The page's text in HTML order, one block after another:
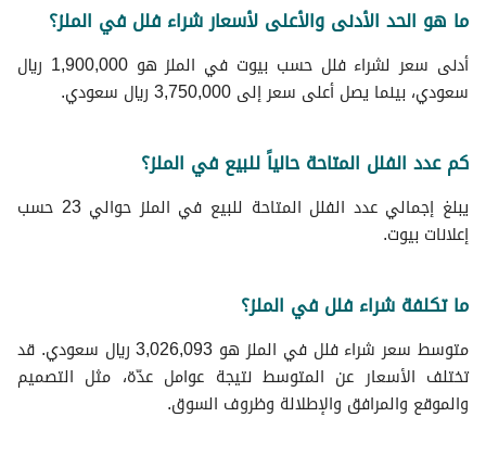
ما هو الحد الأدنى والأعلى لأسعار شراء فلل في الملز؟
أدنى سعر لشراء فلل حسب بيوت في الملز هو 1,900,000 ريال
سعودي، بينما يصل أعلى سعر إلى 3,750,000 ريال سعودي.
كم عدد الفلل المتاحة حالياً للبيع في الملز؟
يبلغ إجمالي عدد الفلل المتاحة للبيع في الملز حوالي 23 حسب
إعلانات بيوت.
ما تكلفة شراء فلل في الملز؟
متوسط سعر شراء فلل في الملز هو 3,026,093 ريال سعودي. قد
تختلف الأسعار عن المتوسط نتيجة عوامل عدّة، مثل التصميم
والموقع والمرافق والإطلالة وظروف السوق.